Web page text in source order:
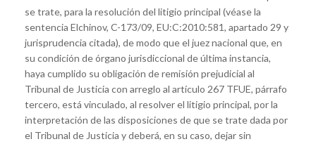
se trate, para la resolución del litigio principal (véase la
sentencia Elchinov, C-173/09, EU:C:2010:581, apartado 29 y
jurisprudencia citada), de modo que el juez nacional que, en
su condición de órgano jurisdiccional de última instancia,
haya cumplido su obligación de remisión prejudicial al
Tribunal de Justicia con arreglo al artículo 267 TFUE, párrafo
tercero, está vinculado, al resolver el litigio principal, por la
interpretación de las disposiciones de que se trate dada por
el Tribunal de Justicia y deberá, en su caso, dejar sin